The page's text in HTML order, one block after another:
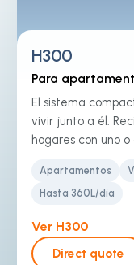
H300
Para
El sistema
vivir junto a él.
hogares con uno o
Apartamentos
Hasta 360L/día
Ver H300
Direct quote